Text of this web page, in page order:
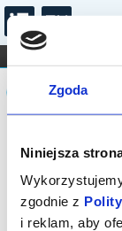
Zgoda
Niniejsza
zgodnie z
i reklam, aby
FILHARMONIA
DLA DZIECI
Sprzedaż
sprawdź
Kontakt